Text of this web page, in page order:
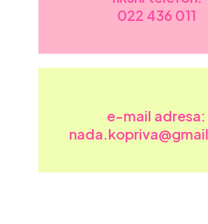
022 436 011
e-mail adresa: